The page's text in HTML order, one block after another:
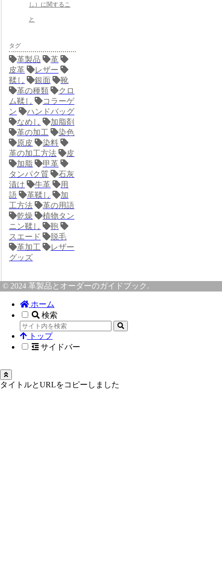
し）に関するこ
と
タグ
革製品
革
皮革
レザー
鞣し
銀面
靴
革の種類
クロ
ム鞣し
コラーゲ
ン
ハンドバッグ
なめし
加脂剤
革の加工
染色
原皮
染料
革の加工方法
皮
加脂
甲革
タンパク質
石灰
漬け
牛革
用
語
革鞣し
加
工方法
革の用語
乾燥
植物タン
ニン鞣し
鞄
スエード
脱毛
革加工
レザー
グッズ
© 2024 革製品とオーダーのガイドブック.
ホーム
検索
トップ
サイドバー
タイトルとURLをコピーしました